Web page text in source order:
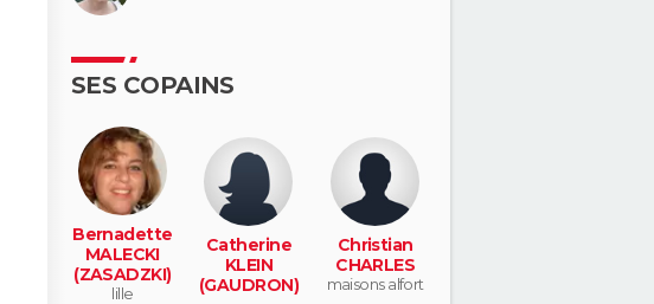
SES COPAINS
Bernadette
MALECKI
(ZASADZKI)
lille
Catherine
KLEIN
(GAUDRON)
Christian
CHARLES
maisons alfort